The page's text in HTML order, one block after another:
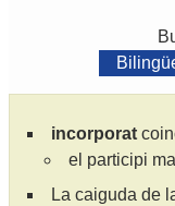
incorporat
el participi
La caiguda de